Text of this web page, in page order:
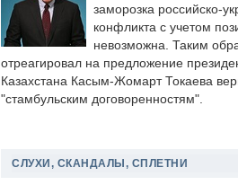
заморозка российско-
конфликта с учетом
невозможна. Таким
отреагировал на предложение
Казахстана Касым-Жомарт Токаева
"стамбульским договоренностям".
СЛУХИ, СКАНДАЛЫ, СПЛЕТНИ